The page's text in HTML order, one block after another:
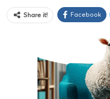
Share it! Facebook